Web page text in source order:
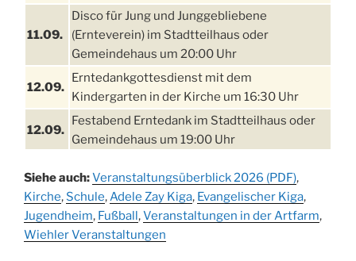
11.09.
Disco für Jung und Junggebliebene
(Ernteverein) im Stadtteilhaus oder
Gemeindehaus um 20:00 Uhr
12.09.
Erntedankgottesdienst mit dem
Kindergarten in der Kirche um 16:30 Uhr
12.09.
Festabend Erntedank im Stadtteilhaus oder
Gemeindehaus um 19:00 Uhr
13.09.
Stadtteilhaus um 14:00 Uhr
19.09.
Schlagerabend im Stadtteilhaus
Drabenderhöhe
Siehe auch:Veranstaltungsüberblick 2026 (PDF),
Kirche, Schule, Adele Zay Kiga, Evangelischer Kiga,
Jugendheim, Fußball,Veranstaltungen in der Artfarm,
Wiehler Veranstaltungen